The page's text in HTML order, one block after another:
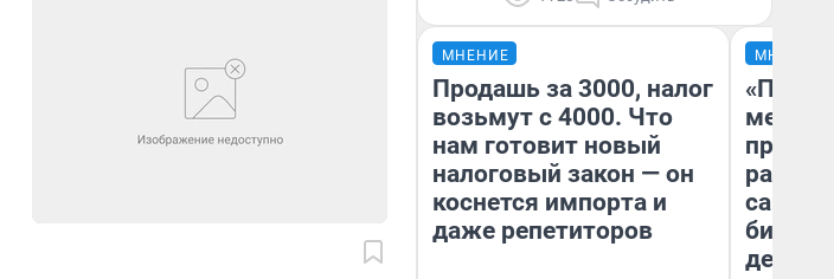
МНЕНИЕ
Продашь за 3000, налог
возьмут с 4000. Что
нам готовит новый
налоговый закон — он
коснется импорта и
даже репетиторов
МНЕНИЕ
самом